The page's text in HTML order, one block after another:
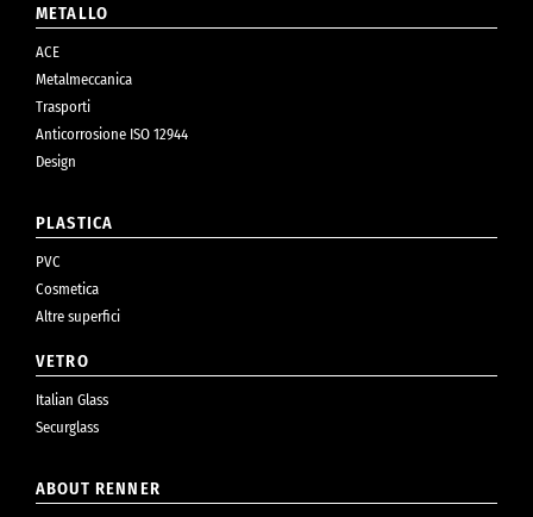
METALLO
ACE
Metalmeccanica
Trasporti
Anticorrosione ISO 12944
Design
PLASTICA
PVC
Cosmetica
Altre superfici
VETRO
Italian Glass
Securglass
ABOUT RENNER